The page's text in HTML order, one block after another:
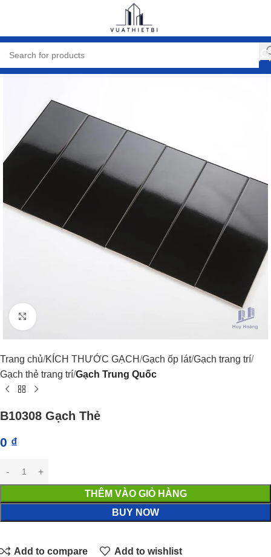
Click to enlarge
Trang chủ KÍCH THƯỚC GẠCH Gạch ốp lát Gạch trang trí
Gạch thẻ trang trí Gạch Trung Quốc
B10308 Gạch Thẻ
0 ₫
THÊM VÀO GIỎ HÀNG
BUY NOW
Add to compare Add to wishlist